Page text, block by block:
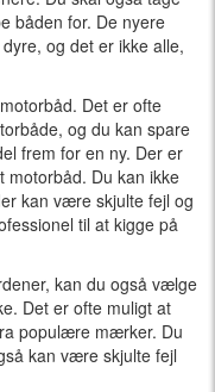
båden for. De nyere
og det er ikke alle,
Det er ofte
og du kan spare
frem for en ny. Der er
motorbåd. Du kan ikke
kan være skjulte fejl og
til at kigge på
kan du også vælge
Det er ofte muligt at
populære mærker. Du
kan være skjulte fejl